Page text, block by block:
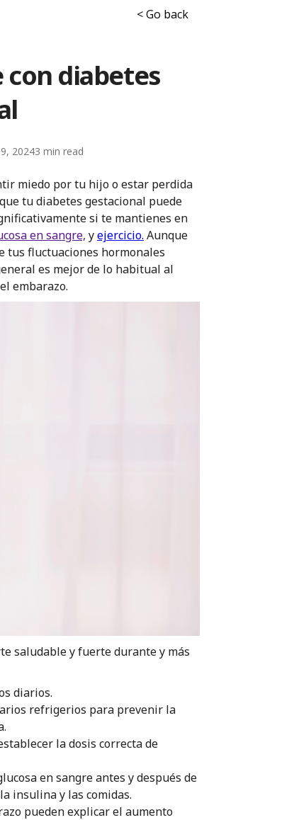
< Go back
diabetes
20243
miedo por tu hijo o estar perdida
tu diabetes gestacional puede
si te mantienes en
en sangre, yejercicio. Aunque
tus fluctuaciones hormonales
es mejor de lo habitual al
embarazo.
saludable y fuerte durante y más
diarios.
refrigerios para prevenir la
la dosis correcta de
en sangre antes y después de
insulina y las comidas.
pueden explicar el aumento